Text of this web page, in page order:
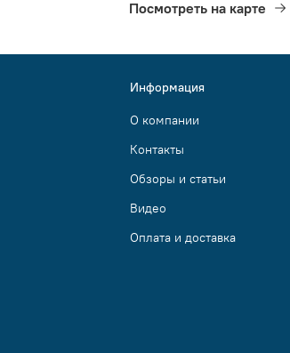
Посмотреть на карте
Информация
О компании
Контакты
Обзоры и статьи
Видео
Оплата и доставка